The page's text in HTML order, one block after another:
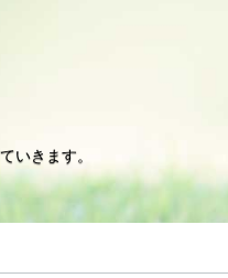
いきます。